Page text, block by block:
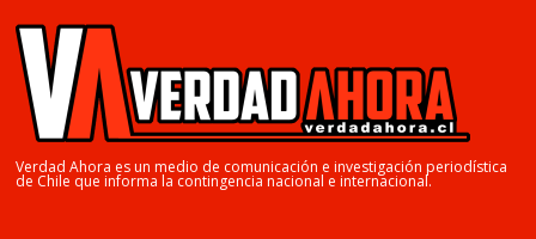
Verdad Ahora es un medio de comunicación e investigación periodística
de Chile que informa la contingencia nacional e internacional.